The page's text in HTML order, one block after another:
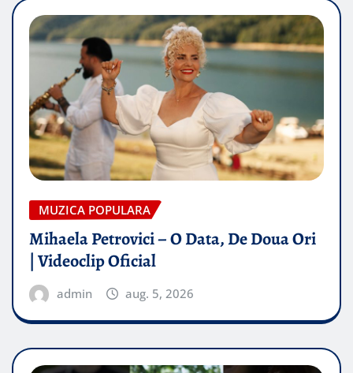
MUZICA POPULARA
Mihaela Petrovici – O Data, De Doua Ori
| Videoclip Oficial
admin aug. 5, 2026